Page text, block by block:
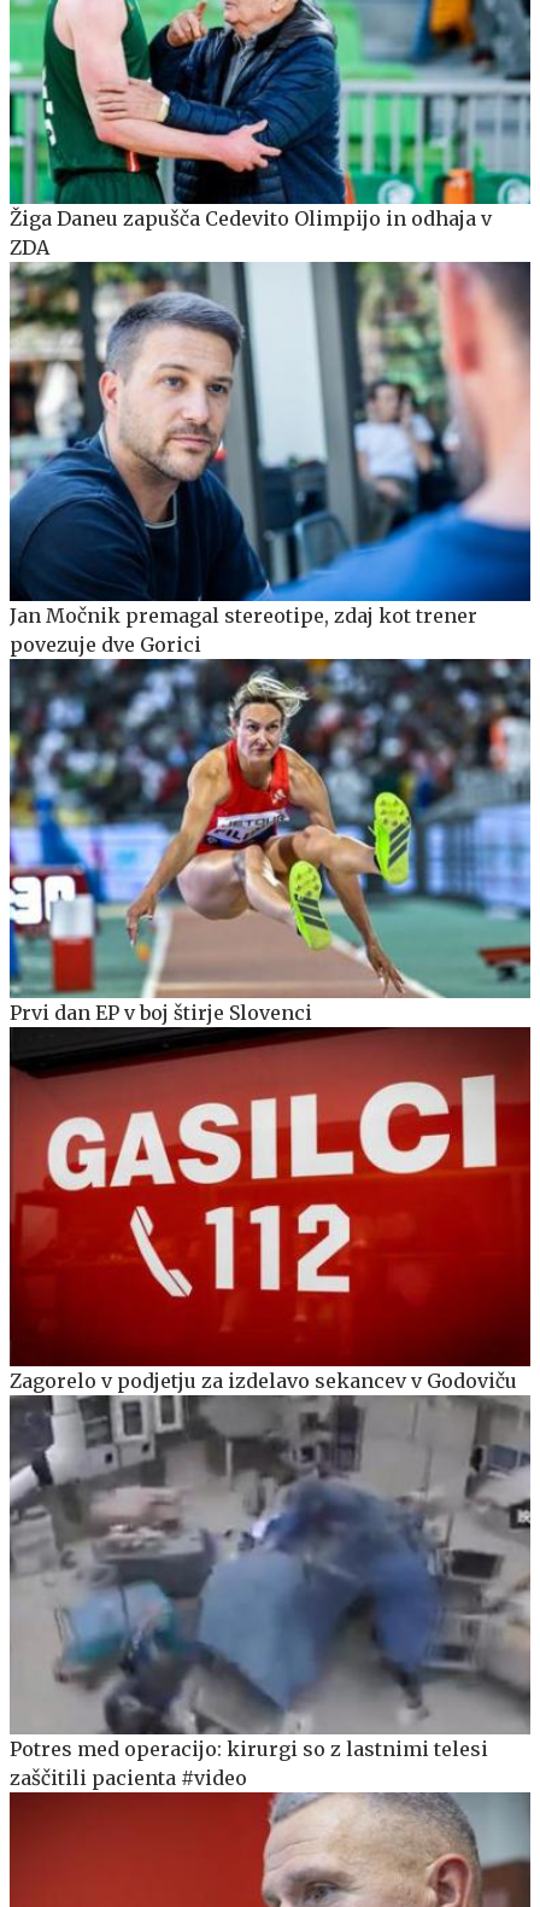
Žiga Daneu zapušča Cedevito Olimpijo in odhaja v
ZDA
Jan Močnik premagal stereotipe, zdaj kot trener
povezuje dve Gorici
Prvi dan EP v boj štirje Slovenci
Zagorelo v podjetju za izdelavo sekancev v Godoviču
Potres med operacijo: kirurgi so z lastnimi telesi
zaščitili pacienta #video